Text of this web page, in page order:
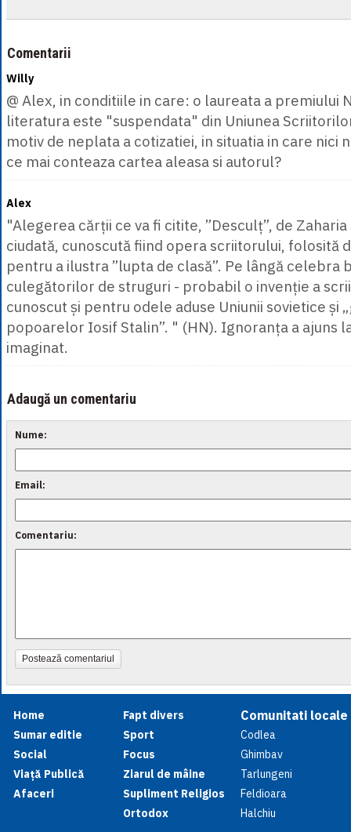
Comentarii
Willy
@ Alex, in conditiile in care: o laureata a premiului
literatura este "suspendata" din Uniunea
motiv de neplata a cotizatiei, in situatia in care nici
ce mai conteaza cartea aleasa si autorul?
Alex
"Alegerea cărții ce va fi citite, ”Desculț”, de
ciudată, cunoscută fiind opera scriitorului, folosită
pentru a ilustra ”lupta de clasă”. Pe lângă celebra
culegătorilor de struguri - probabil o invenție a
cunoscut și pentru odele aduse Uniunii sovietice și
popoarelor Iosif Stalin”. " (HN). Ignoranța a ajuns
imaginat.
Adaugă un comentariu
Nume:
Email:
Comentariu:
Postează comentariul
Home
Sumar editie
Social
Viață Publică
Afaceri
Fapt divers
Sport
Focus
Ziarul de mâine
Supliment Religios
Ortodox
Comunitati locale
Codlea
Ghimbav
Tarlungeni
Feldioara
Halchiu